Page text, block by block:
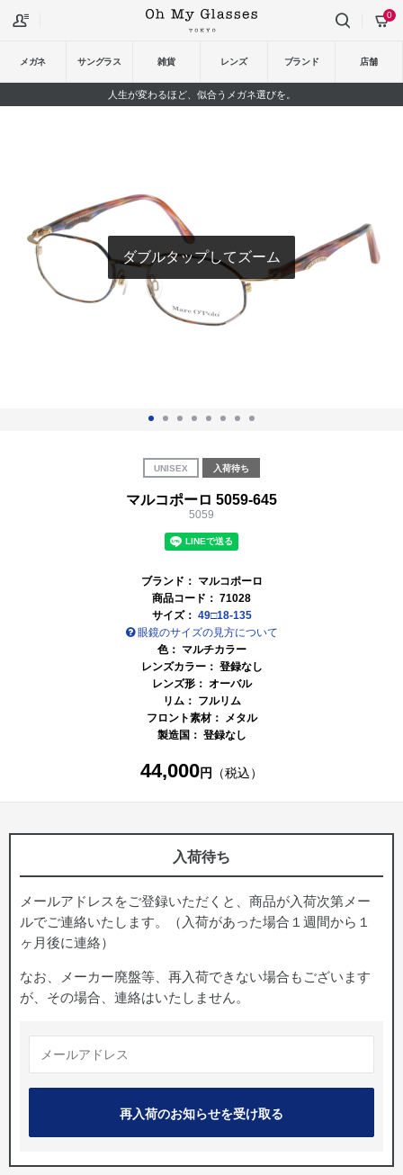
メガネ サングラス 雑貨 レンズ ブランド 店舗
0
人生が変わるほど、似合うメガネ選びを。
ダブルタップしてズーム
UNISEX 入荷待ち
マルコポーロ 5059-645
5059
ブランド： マルコポーロ
商品コード： 71028
サイズ： 49□18-135
眼鏡のサイズの見方について
色： マルチカラー
レンズカラー： 登録なし
レンズ形： オーバル
リム： フルリム
フロント素材： メタル
製造国： 登録なし
44,000円 （税込）
入荷待ち
メールアドレスをご登録いただくと、商品が入荷次第メー
ルでご連絡いたします。（入荷があった場合１週間から１
ヶ月後に連絡）
なお、メーカー廃盤等、再入荷できない場合もございます
が、その場合、連絡はいたしません。